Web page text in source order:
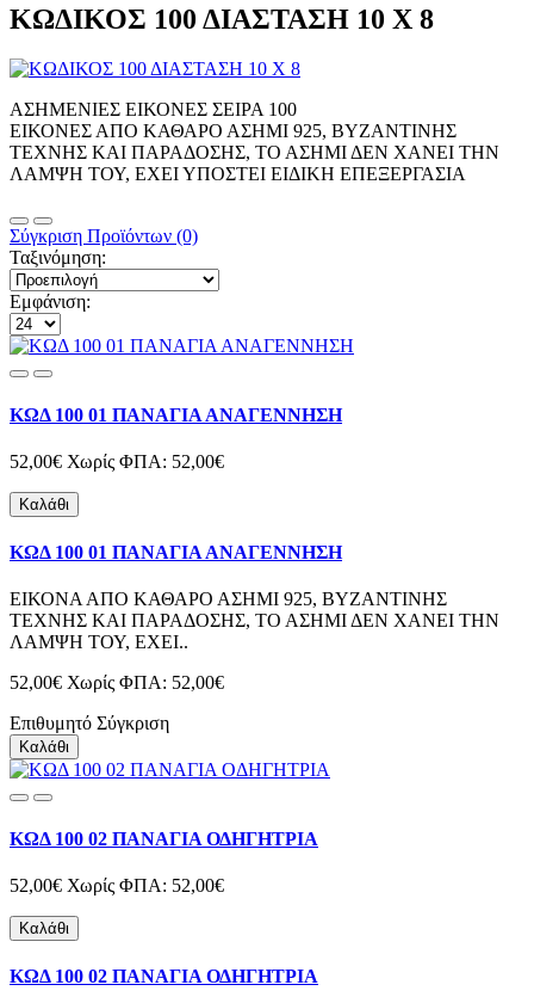
ΚΩΔΙΚΟΣ 100 ΔΙΑΣΤΑΣΗ 10 Χ 8
ΑΣΗΜΕΝΙΕΣ ΕΙΚΟΝΕΣ ΣΕΙΡΑ 100
ΕΙΚΟΝΕΣ ΑΠΟ ΚΑΘΑΡΟ ΑΣΗΜΙ 925, ΒΥΖΑΝΤΙΝΗΣ
ΤΕΧΝΗΣ ΚΑΙ ΠΑΡΑΔΟΣΗΣ, ΤΟ ΑΣΗΜΙ ΔΕΝ ΧΑΝΕΙ ΤΗΝ
ΛΑΜΨΗ ΤΟΥ, ΕΧΕΙ ΥΠΟΣΤΕΙ ΕΙΔΙΚΗ ΕΠΕΞΕΡΓΑΣΙΑ
Σύγκριση Προϊόντων (0)
Ταξινόμηση:
Εμφάνιση:
ΚΩΔ 100 01 ΠΑΝΑΓΙΑ ΑΝΑΓΕΝΝΗΣΗ
52,00€ Χωρίς ΦΠΑ: 52,00€
Καλάθι
ΚΩΔ 100 01 ΠΑΝΑΓΙΑ ΑΝΑΓΕΝΝΗΣΗ
ΕΙΚΟΝΑ ΑΠΟ ΚΑΘΑΡΟ ΑΣΗΜΙ 925, ΒΥΖΑΝΤΙΝΗΣ
ΤΕΧΝΗΣ ΚΑΙ ΠΑΡΑΔΟΣΗΣ, ΤΟ ΑΣΗΜΙ ΔΕΝ ΧΑΝΕΙ ΤΗΝ
ΛΑΜΨΗ ΤΟΥ, ΕΧΕΙ..
52,00€ Χωρίς ΦΠΑ: 52,00€
Επιθυμητό Σύγκριση
Καλάθι
ΚΩΔ 100 02 ΠΑΝΑΓΙΑ ΟΔΗΓΗΤΡΙΑ
52,00€ Χωρίς ΦΠΑ: 52,00€
Καλάθι
ΚΩΔ 100 02 ΠΑΝΑΓΙΑ ΟΔΗΓΗΤΡΙΑ